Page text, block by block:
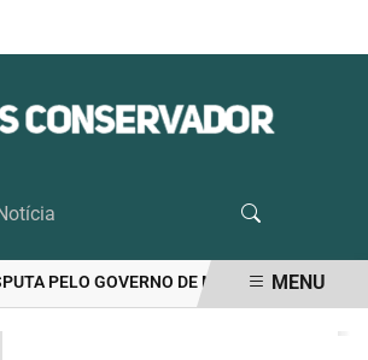
PELO GOVERNO DE MS COM 46,2%, APONTA
MENU